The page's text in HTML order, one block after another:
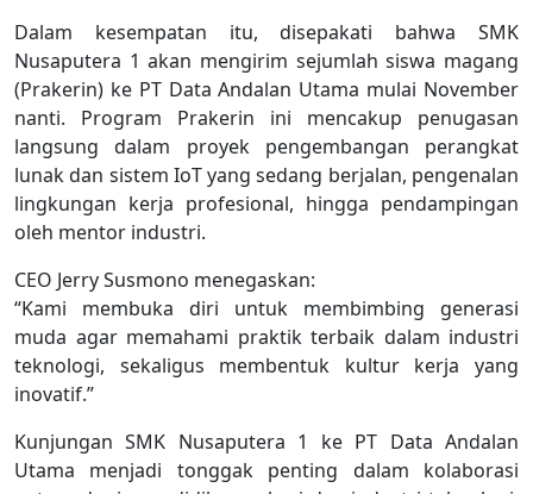
Dalam kesempatan itu, disepakati bahwa SMK
Nusaputera 1 akan mengirim sejumlah siswa magang
(Prakerin) ke PT Data Andalan Utama mulai November
nanti. Program Prakerin ini mencakup penugasan
langsung dalam proyek pengembangan perangkat
lunak dan sistem IoT yang sedang berjalan, pengenalan
lingkungan kerja profesional, hingga pendampingan
oleh mentor industri.
CEO Jerry Susmono menegaskan:
“Kami membuka diri untuk membimbing generasi
muda agar memahami praktik terbaik dalam industri
teknologi, sekaligus membentuk kultur kerja yang
inovatif.”
Kunjungan SMK Nusaputera 1 ke PT Data Andalan
Utama menjadi tonggak penting dalam kolaborasi